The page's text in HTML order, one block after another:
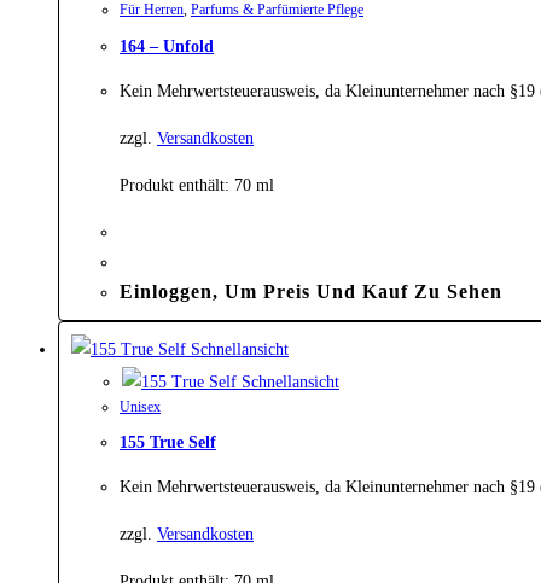
Für Herren, Parfums & Parfümierte Pflege
164 – Unfold
Kein Mehrwertsteuerausweis, da Kleinunternehmer nach
zzgl. Versandkosten
Produkt enthält: 70 ml
Einloggen, Um Preis Und Kauf Zu Sehen
Schnellansicht
Schnellansicht
Unisex
155 True Self
Kein Mehrwertsteuerausweis, da Kleinunternehmer nach
zzgl. Versandkosten